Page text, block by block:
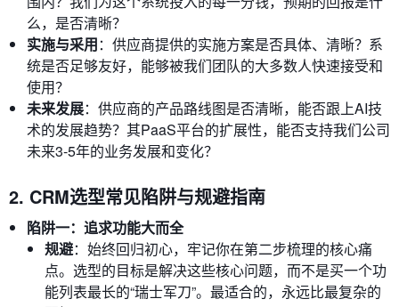
么，是否清晰？
实施与采用：供应商提供的实施方案是否具体、清晰？系
统是否足够友好，能够被我们团队的大多数人快速接受和
使用？
未来发展：供应商的产品路线图是否清晰，能否跟上AI技
术的发展趋势？其PaaS平台的扩展性，能否支持我们公司
未来3-5年的业务发展和变化？
2. CRM选型常见陷阱与规避指南
陷阱一：追求功能大而全
规避：始终回归初心，牢记你在第二步梳理的核心痛
点。选型的目标是解决这些核心问题，而不是买一个功
能列表最长的“瑞士军刀”。最适合的，永远比最复杂的